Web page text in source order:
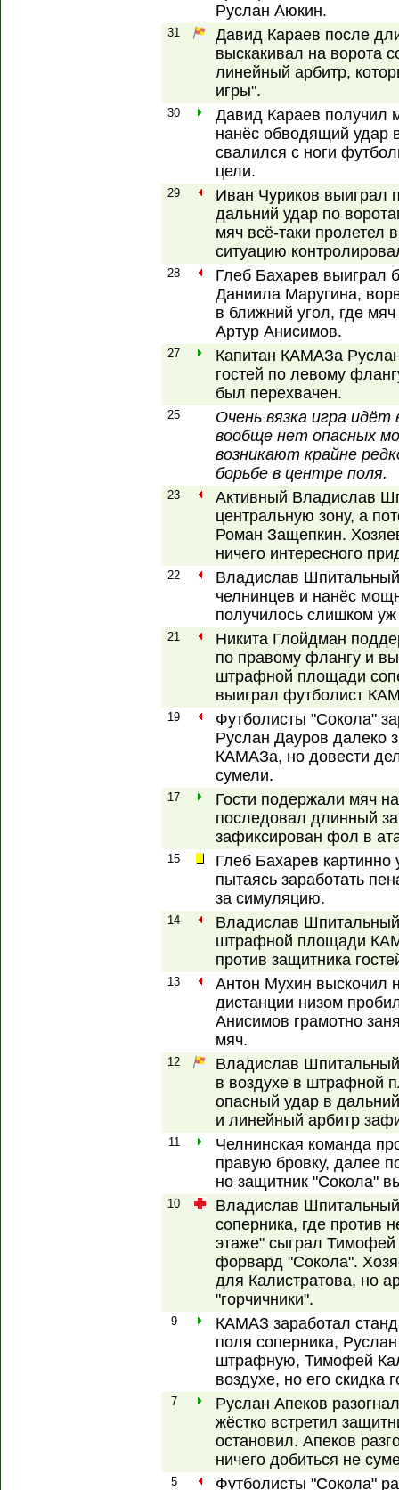
Руслан Аюкин.
31
Давид Караев после
выскакивал на ворота
линейный арбитр,
игры".
30
Давид Караев получил
нанёс обводящий удар
свалился с ноги
цели.
29
Иван Чуриков выиграл
дальний удар по
мяч всё-таки
ситуацию
28
Глеб Бахарев выиграл
Даниила Маругина,
в ближний угол, где
Артур Анисимов.
27
Капитан КАМАЗа
гостей по левому
был перехвачен.
25
Очень вязка игра
вообще нет опасных
возникают крайне
борьбе в центре поля.
23
Активный Владислав
центральную зону, а
Роман Защепкин.
ничего интересного
22
Владислав
челнинцев и нанёс
получилось слишком
21
Никита Глойдман
по правому флангу и
штрафной площади
выиграл футболист
19
Футболисты "Сокола"
Руслан Дауров далеко
КАМАЗа, но довести
сумели.
17
Гости подержали мяч
последовал длинный
зафиксирован фол в
15
Глеб Бахарев
пытаясь заработать
за симуляцию.
14
Владислав Шпитальный
штрафной площади
против защитника
13
Антон Мухин выскочил
дистанции низом
Анисимов грамотно
мяч.
12
Владислав
в воздухе в штрафной
опасный удар в
и линейный арбитр
11
Челнинская команда
правую бровку, далее
но защитник "Сокола"
10
Владислав
соперника, где против
этаже" сыграл Тимофей
форвард "Сокола".
для Калистратова, но
"горчичники".
9
КАМАЗ заработал
поля соперника,
штрафную, Тимофей
воздухе, но его скидка
7
Руслан Апеков
жёстко встретил
остановил. Апеков
ничего добиться не
5 Футболисты "Сокола"